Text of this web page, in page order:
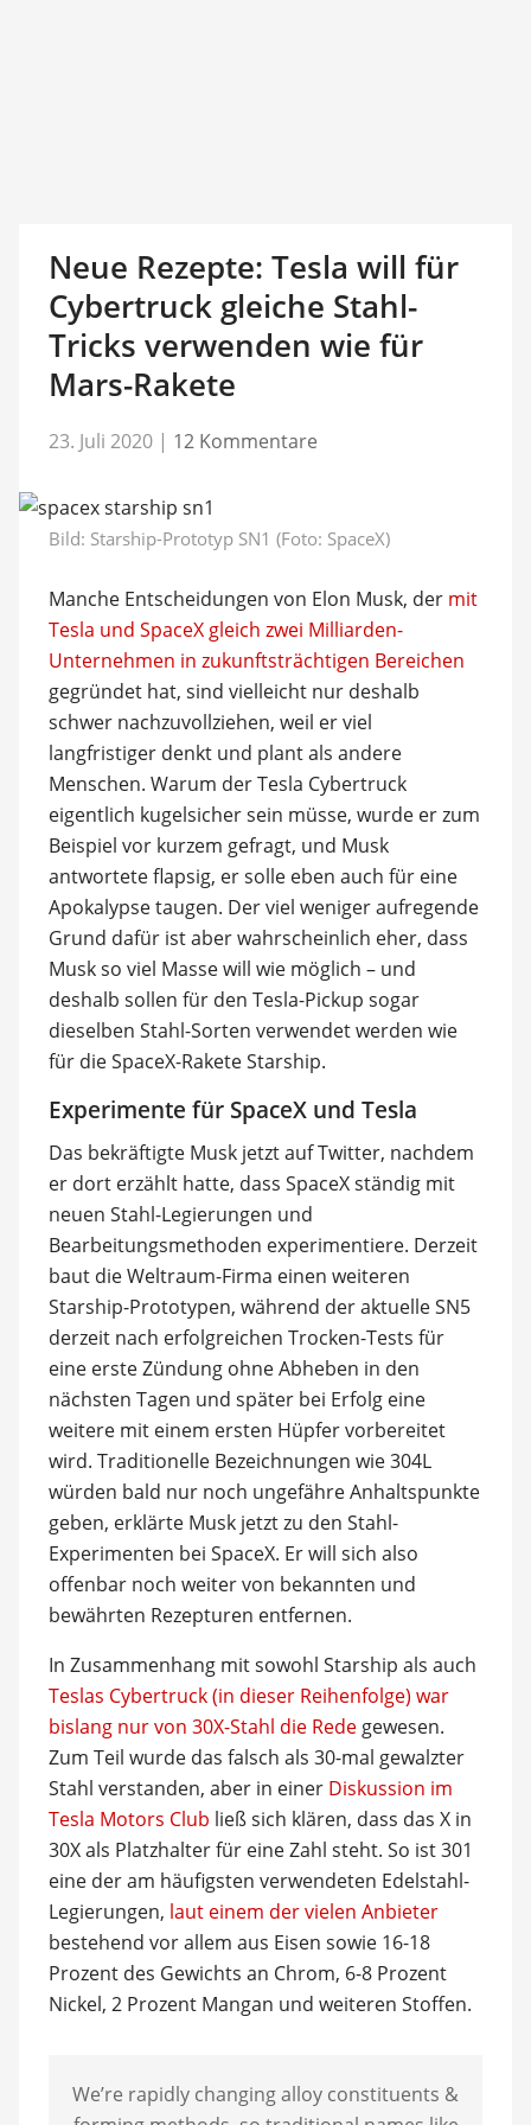
Neue Rezepte: Tesla will für
Cybertruck gleiche Stahl-
Tricks verwenden wie für
Mars-Rakete
23. Juli 2020 | 12 Kommentare
Bild: Starship-Prototyp SN1 (Foto: SpaceX)
Manche Entscheidungen von Elon Musk, der mit
Tesla und SpaceX gleich zwei Milliarden-
Unternehmen in zukunftsträchtigen Bereichen
gegründet hat, sind vielleicht nur deshalb
schwer nachzuvollziehen, weil er viel
langfristiger denkt und plant als andere
Menschen. Warum der Tesla Cybertruck
eigentlich kugelsicher sein müsse, wurde er zum
Beispiel vor kurzem gefragt, und Musk
antwortete flapsig, er solle eben auch für eine
Apokalypse taugen. Der viel weniger aufregende
Grund dafür ist aber wahrscheinlich eher, dass
Musk so viel Masse will wie möglich – und
deshalb sollen für den Tesla-Pickup sogar
dieselben Stahl-Sorten verwendet werden wie
für die SpaceX-Rakete Starship.
Experimente für SpaceX und Tesla
Das bekräftigte Musk jetzt auf Twitter, nachdem
er dort erzählt hatte, dass SpaceX ständig mit
neuen Stahl-Legierungen und
Bearbeitungsmethoden experimentiere. Derzeit
baut die Weltraum-Firma einen weiteren
Starship-Prototypen, während der aktuelle SN5
derzeit nach erfolgreichen Trocken-Tests für
eine erste Zündung ohne Abheben in den
nächsten Tagen und später bei Erfolg eine
weitere mit einem ersten Hüpfer vorbereitet
wird. Traditionelle Bezeichnungen wie 304L
würden bald nur noch ungefähre Anhaltspunkte
geben, erklärte Musk jetzt zu den Stahl-
Experimenten bei SpaceX. Er will sich also
offenbar noch weiter von bekannten und
bewährten Rezepturen entfernen.
In Zusammenhang mit sowohl Starship als auch
Teslas Cybertruck (in dieser Reihenfolge) war
bislang nur von 30X-Stahl die Redegewesen.
Zum Teil wurde das falsch als 30-mal gewalzter
Stahl verstanden, aber in einer Diskussion im
Tesla Motors Club ließ sich klären, dass das X in
30X als Platzhalter für eine Zahl steht. So ist 301
eine der am häufigsten verwendeten Edelstahl-
Legierungen, laut einem der vielen Anbieter
bestehend vor allem aus Eisen sowie 16-18
Prozent des Gewichts an Chrom, 6-8 Prozent
Nickel, 2 Prozent Mangan und weiteren Stoffen.
We’re rapidly changing alloy constituents &